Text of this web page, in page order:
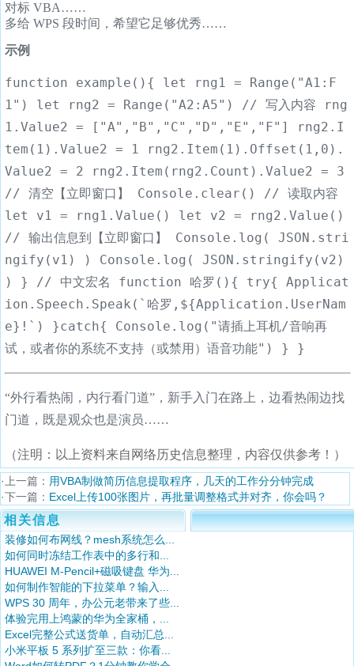
对标 VBA……
多给 WPS 段时间，希望它足够优秀……
示例
function example(){ let rng1 = Range("A1:F
1") let rng2 = Range("A2:A5") // 写入内容 rng
1.Value2 = ["A","B","C","D","E","F"] rng2.I
tem(1).Value2 = 1 rng2.Item(1).Offset(1,0).
Value2 = 2 rng2.Item(rng2.Count).Value2 = 3
// 清空【立即窗口】 Console.clear() // 读取内容
let v1 = rng1.Value() let v2 = rng2.Value()
// 输出信息到【立即窗口】 Console.log( JSON.stri
ngify(v1) ) Console.log( JSON.stringify(v2)
) } // 中文宏名 function 哈罗(){ try{ Applicat
ion.Speech.Speak(`哈罗,${Application.UserNam
e}!`) }catch{ Console.log("请插上耳机/音响再
试，或者你的系统不支持（或禁用）语音功能") } }
“外行看热闹，内行看门道”，新手入门在路上，边看热闹边找
门道，既是观众也是演员……
（注明：以上资料来自网络历史信息整理，内容仅供参考！）
·上一篇： 用VBA制做简历信息提取程序，几天的工作分分钟完成
·下一篇： Excel上传100张图片，再批量调整格式并对齐，你会吗？
相关信息
装修如何布网线？mesh系统怎么...
如何同时冻结工作表中的多行和...
HUAWEI M-Pencil+磁吸键盘 华为...
如何制作智能的下拉菜单？输入...
WPS 30 周年，办公元老带来了些...
体验完用上鸿蒙的华为全家桶，...
Excel完整公式送货单，自动汇总...
小米平板 5 系列扩至三款：你看...